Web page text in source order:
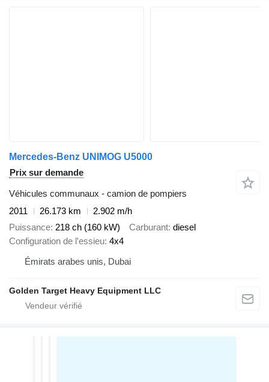
Mercedes-Benz UNIMOG U5000
Prix sur demande
Véhicules communaux - camion de pompiers
2011
26.173 km
2.902 m/h
Puissance 218 ch (160 kW) Carburant diesel
Configuration de l'essieu 4x4
Émirats arabes unis, Dubai
Golden Target Heavy Equipment LLC